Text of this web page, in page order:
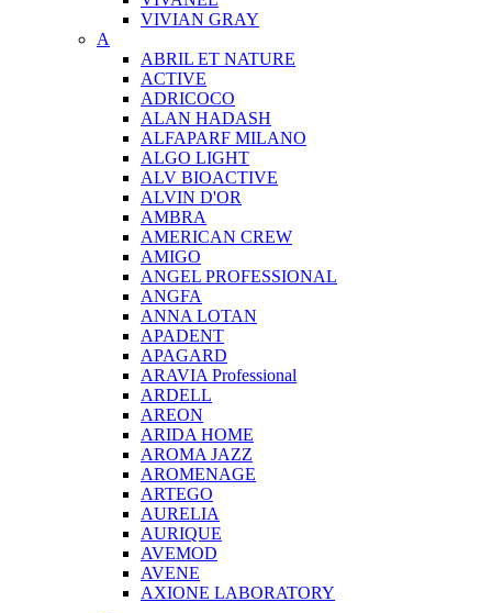
VIVIAN GRAY
A
ABRIL ET NATURE
ACTIVE
ADRICOCO
ALAN HADASH
ALFAPARF MILANO
ALGO LIGHT
ALV BIOACTIVE
ALVIN D'OR
AMBRA
AMERICAN CREW
AMIGO
ANGEL PROFESSIONAL
ANGFA
ANNA LOTAN
APADENT
APAGARD
ARAVIA Professional
ARDELL
AREON
ARIDA HOME
AROMA JAZZ
AROMENAGE
ARTEGO
AURELIA
AURIQUE
AVEMOD
AVENE
AXIONE LABORATORY